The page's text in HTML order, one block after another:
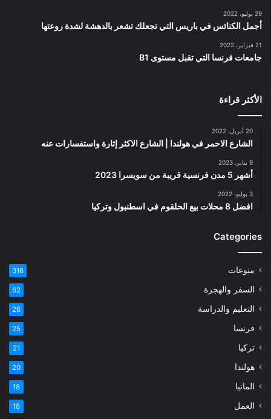
29 يوليو، 2022
أجمل الكنائس في باريس التي تجعلك تشعر بالدهشة لشدة روعتها
21 فبراير، 2022
جامعات فرنسا التي تقبل مستوى B1
الأكثر قراءة
20 أبريل، 2022
الشارع الاحمر في هولندا | الشارع الاكثر إثارة واستفسارات عنه
9 يناير، 2023
أشهر 5 مدن فرنسية قريبة من سويسرا 2023
3 يوليو، 2022
افضل 8 محلات بيع الحلقوم في اسطنبول وتركيا
Categories
منوعات 316
السفر والهجرة 62
التعليم والدراسة 26
فرنسا 25
تركيا 21
هولندا 20
المانيا 18
العمل 18